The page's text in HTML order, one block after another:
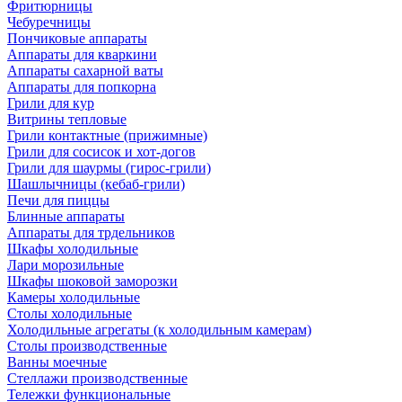
Фритюрницы
Чебуречницы
Пончиковые аппараты
Аппараты для кваркини
Аппараты сахарной ваты
Аппараты для попкорна
Грили для кур
Витрины тепловые
Грили контактные (прижимные)
Грили для сосисок и хот-догов
Грили для шаурмы (гирос-грили)
Шашлычницы (кебаб-грили)
Печи для пиццы
Блинные аппараты
Аппараты для трдельников
Шкафы холодильные
Лари морозильные
Шкафы шоковой заморозки
Камеры холодильные
Столы холодильные
Холодильные агрегаты (к холодильным камерам)
Столы производственные
Ванны моечные
Стеллажи производственные
Тележки функциональные